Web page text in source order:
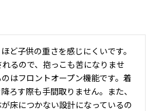
ど子供の重さを感じにくいです。
るので、抱っこも苦になりませ
はフロントオープン機能です。着
ろす際も手間取りません。また、
床につかない設計になっているの